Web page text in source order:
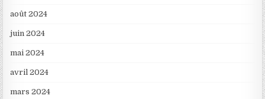
août 2024
juin 2024
mai 2024
avril 2024
mars 2024